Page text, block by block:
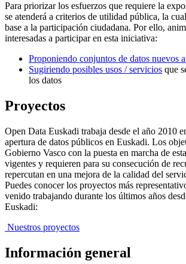
Para priorizar los esfuerzos que requiere la
se atenderá a criterios de utilidad pública, la
base a la participación ciudadana. Por ello,
interesadas a participar en esta iniciativa:
Proponiendo conjuntos de datos nuevos
Sugiriendo posibles usos / servicios que
los datos
Proyectos
Open Data Euskadi trabaja desde el año 2010
apertura de datos públicos en Euskadi. Los
Gobierno Vasco con la puesta en marcha de
vigentes y requieren para su consecución de
repercutan en una mejora de la calidad del
Puedes conocer los proyectos más
venido trabajando durante los últimos años
Euskadi:
Nuestros proyectos
Información general